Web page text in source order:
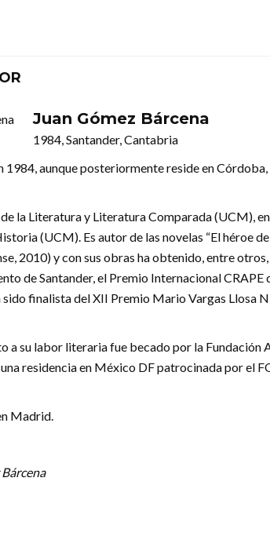
Juan Gómez Bárcena
1984, Santander, Cantabria
1984, aunque posteriormente reside en
la Literatura y Literatura Comparada (UCM),
(UCM). Es autor de las novelas “El héroe
2010) y con sus obras ha obtenido, entre
de Santander, el Premio Internacional
sido finalista del XII Premio Mario Vargas Llosa
a su labor literaria fue becado por la Fundación
residencia en México DF patrocinada por el
Madrid.